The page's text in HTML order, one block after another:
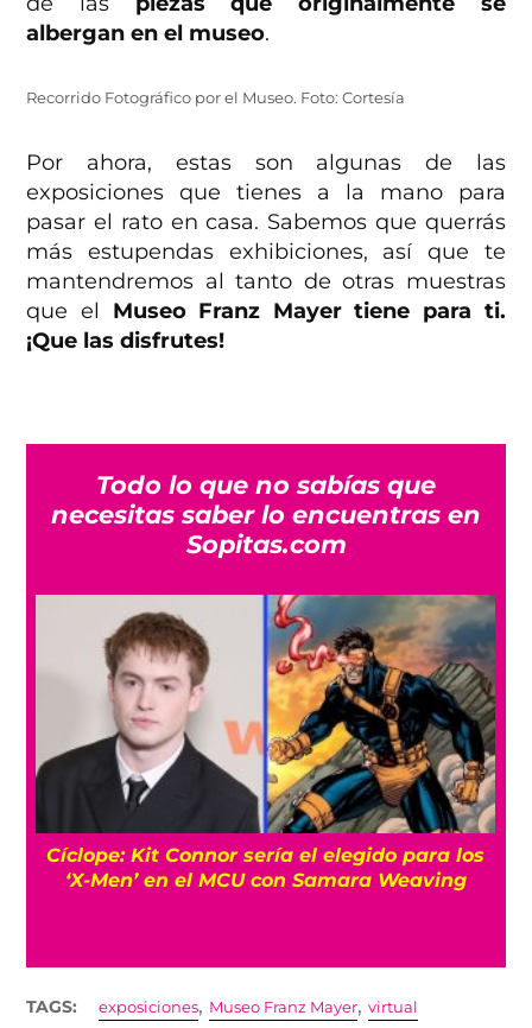
albergan en el museo.
Recorrido Fotográfico por el Museo. Foto: Cortesía
Por ahora, estas son algunas de las
exposiciones que tienes a la mano para
pasar el rato en casa. Sabemos que querrás
más estupendas exhibiciones, así que te
mantendremos al tanto de otras muestras
que el Museo Franz Mayer tiene para ti.
¡Que las disfrutes!
Todo lo que no sabías que
necesitas saber lo encuentras en
Sopitas.com
Cíclope: Kit Connor sería el elegido para los
‘X-Men’ en el MCU con Samara Weaving
TAGS: exposiciones, Museo Franz Mayer,virtual